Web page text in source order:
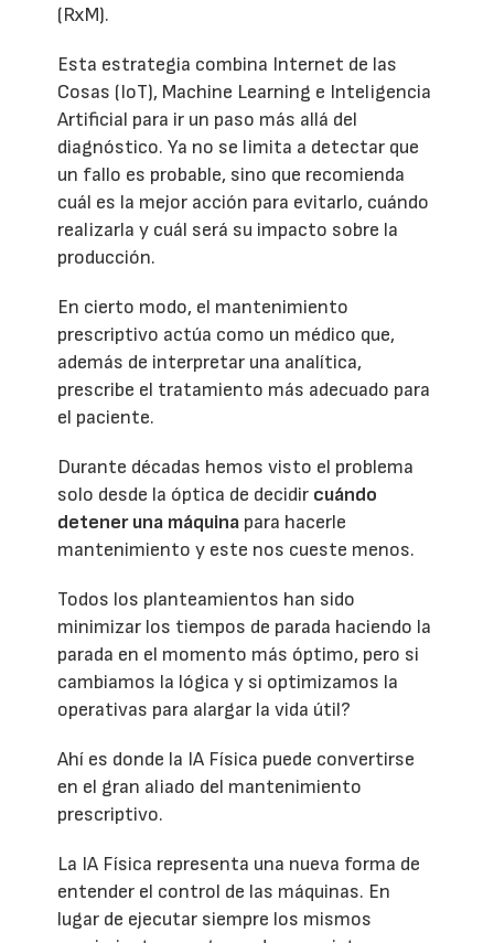
(RxM).
Esta estrategia combina Internet de las
Cosas (IoT), Machine Learning e Inteligencia
Artificial para ir un paso más allá del
diagnóstico. Ya no se limita a detectar que
un fallo es probable, sino que recomienda
cuál es la mejor acción para evitarlo, cuándo
realizarla y cuál será su impacto sobre la
producción.
En cierto modo, el mantenimiento
prescriptivo actúa como un médico que,
además de interpretar una analítica,
prescribe el tratamiento más adecuado para
el paciente.
Durante décadas hemos visto el problema
solo desde la óptica de decidir cuándo
detener una máquina para hacerle
mantenimiento y este nos cueste menos.
Todos los planteamientos han sido
minimizar los tiempos de parada haciendo la
parada en el momento más óptimo, pero si
cambiamos la lógica y si optimizamos la
operativas para alargar la vida útil?
Ahí es donde la IA Física puede convertirse
en el gran aliado del mantenimiento
prescriptivo.
La IA Física representa una nueva forma de
entender el control de las máquinas. En
lugar de ejecutar siempre los mismos